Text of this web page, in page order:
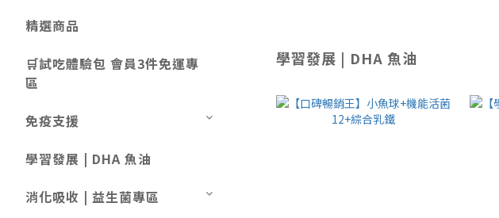
精選商品
🛒試吃體驗包 會員3件免運專
區
免疫支援
學習發展 | DHA 魚油
消化吸收 | 益生菌專區
學習發展 | DHA 魚油